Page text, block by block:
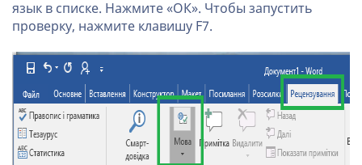
язык в списке. Нажмите «ОК». Чтобы запустить
проверку, нажмите клавишу F7.